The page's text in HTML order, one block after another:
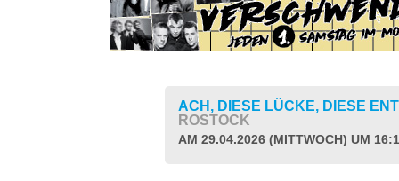
ACH, DIESE LÜCKE, DIESE
ROSTOCK
AM 29.04.2026 (MITTWOCH) UM